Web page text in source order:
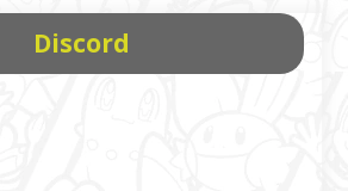
Discord